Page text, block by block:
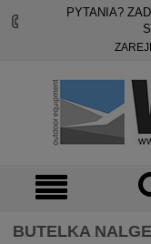
PYTANIA?
BUTELKA